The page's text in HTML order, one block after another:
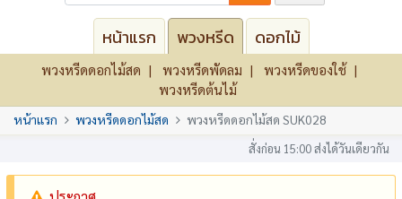
หน้าแรก พวงหรีด ดอกไม้
พวงหรีดดอกไม้สด พวงหรีดพัดลม
พวงหรีดของใช้
พวงหรีดต้นไม้
หน้าแรก พวงหรีดดอกไม้สด พวงหรีดดอกไม้สด SUK028
สั่งก่อน 15:00 ส่งได้วันเดียวกัน